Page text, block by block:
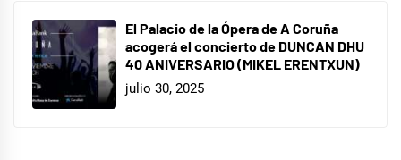
El Palacio de la Ópera de A Coruña
acogerá el concierto de DUNCAN DHU
40 ANIVERSARIO (MIKEL ERENTXUN)
julio 30, 2025